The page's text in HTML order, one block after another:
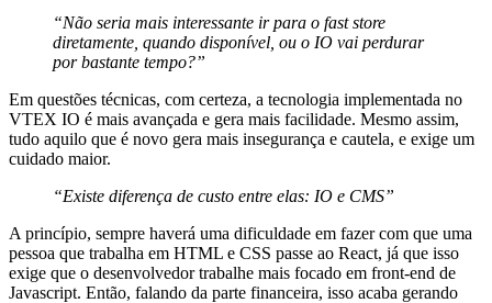
“Não seria mais interessante ir para o fast store
diretamente, quando disponível, ou o IO vai perdurar
por bastante tempo?”
Em questões técnicas, com certeza, a tecnologia implementada no
VTEX IO é mais avançada e gera mais facilidade. Mesmo assim,
tudo aquilo que é novo gera mais insegurança e cautela, e exige um
cuidado maior.
“Existe diferença de custo entre elas: IO e CMS”
A princípio, sempre haverá uma dificuldade em fazer com que uma
pessoa que trabalha em HTML e CSS passe ao React, já que isso
exige que o desenvolvedor trabalhe mais focado em front-end de
Javascript. Então, falando da parte financeira, isso acaba gerando